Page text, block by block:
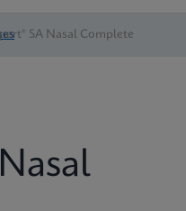
SA Nasal Complete